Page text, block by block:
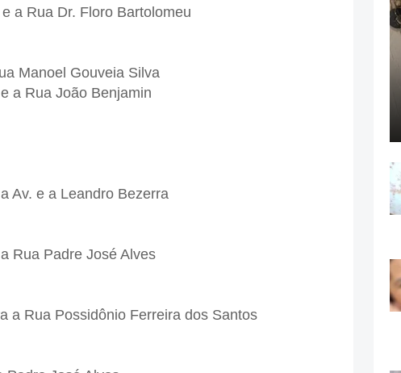
a Rua Dr. Floro Bartolomeu
Manoel Gouveia Silva
a Rua João Benjamin
Av. e a Leandro Bezerra
Rua Padre José Alves
a Rua Possidônio Ferreira dos Santos